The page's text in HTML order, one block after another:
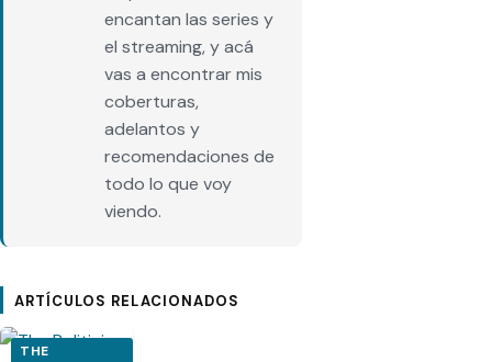
encantan las series y
el streaming, y acá
vas a encontrar mis
coberturas,
adelantos y
recomendaciones de
todo lo que voy
viendo.
ARTÍCULOS RELACIONADOS
THE